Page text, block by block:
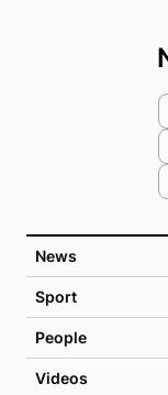
News
Sport
People
Videos